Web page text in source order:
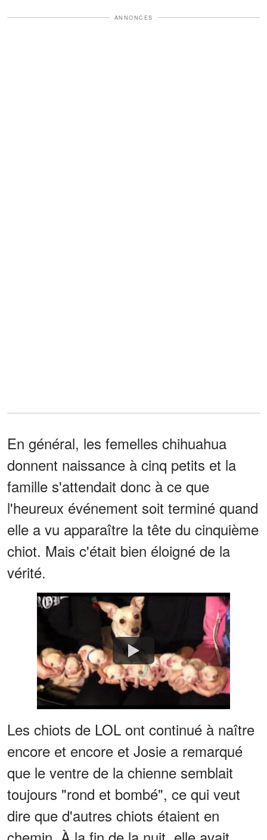
ANNONCES
En général, les femelles chihuahua
donnent naissance à cinq petits et la
famille s'attendait donc à ce que
l'heureux événement soit terminé quand
elle a vu apparaître la tête du cinquième
chiot. Mais c'était bien éloigné de la
vérité.
Watch
Les chiots de LOL ont continué à naître
encore et encore et Josie a remarqué
que le ventre de la chienne semblait
toujours "rond et bombé", ce qui veut
dire que d'autres chiots étaient en